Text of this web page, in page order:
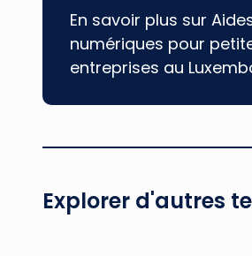
En savoir plus sur
numériques pour
entreprises au
Explorer d'autres